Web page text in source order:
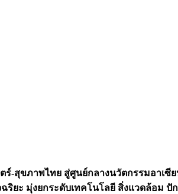
ร์-สุขภาพไทย สู่ศูนย์กลางนวัตกรรมอาเซี
ริยะ มุ่งยกระดับเทคโนโลยี สิ่งแวดล้อม